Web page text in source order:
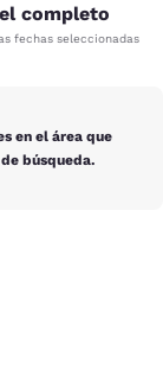
completo
fechas seleccionadas
en el área que
búsqueda.
724 reseñas